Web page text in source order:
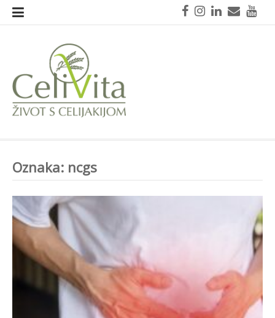
Skoči
FacebookInstagram
LinkedIn
Mail
Oznaka: ncgs